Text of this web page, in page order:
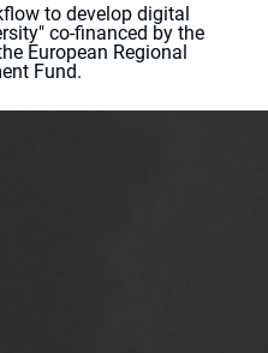
to develop digital
co-financed by the
European Regional
Fund.